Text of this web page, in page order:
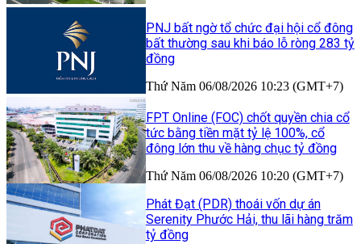
PNJ bất ngờ tổ chức đại hội cổ đông
bất thường sau khi báo lỗ ròng 283 tỷ
đồng
Thứ Năm 06/08/2026 10:23 (GMT+7)
FPT Online (FOC) chốt quyền chia cổ
tức bằng tiền mặt tỷ lệ 100%, cổ
đông lớn thu về hàng chục tỷ đồng
Thứ Năm 06/08/2026 10:20 (GMT+7)
Phát Đạt (PDR) thoái vốn dự án
Serenity Phước Hải, thu lãi hàng trăm
tỷ đồng